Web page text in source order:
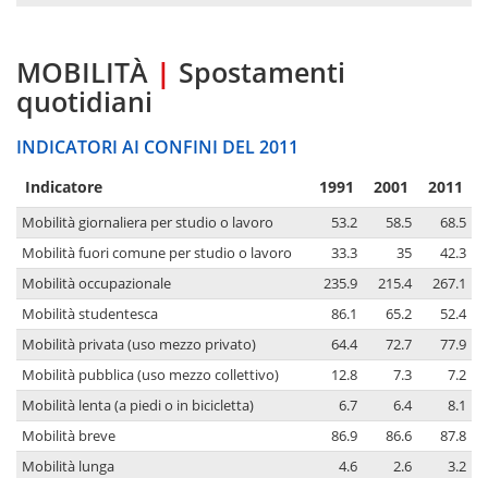
MOBILITÀ | Spostamenti
quotidiani
INDICATORI AI CONFINI DEL 2011
Indicatore 1991 2001 2011
Mobilità giornaliera per studio o lavoro 53.2 58.5
68.5
Mobilità fuori comune per studio o lavoro
33.3 35
42.3
Mobilità occupazionale
235.9 215.4
267.1
Mobilità studentesca
86.1 65.2
52.4
Mobilità privata (uso mezzo privato)
64.4 72.7
77.9
Mobilità pubblica (uso mezzo collettivo)
12.8 7.3
7.2
Mobilità lenta (a piedi o in bicicletta)
6.7 6.4
8.1
Mobilità breve
86.9 86.6
87.8
Mobilità lunga
4.6 2.6 3.2